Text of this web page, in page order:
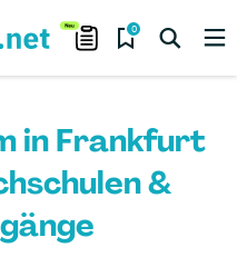
0
in Frankfurt
&